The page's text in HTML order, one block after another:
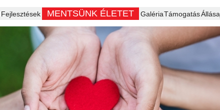
Fejlesztések MENTSÜNK ÉLETET GalériaTámogatás